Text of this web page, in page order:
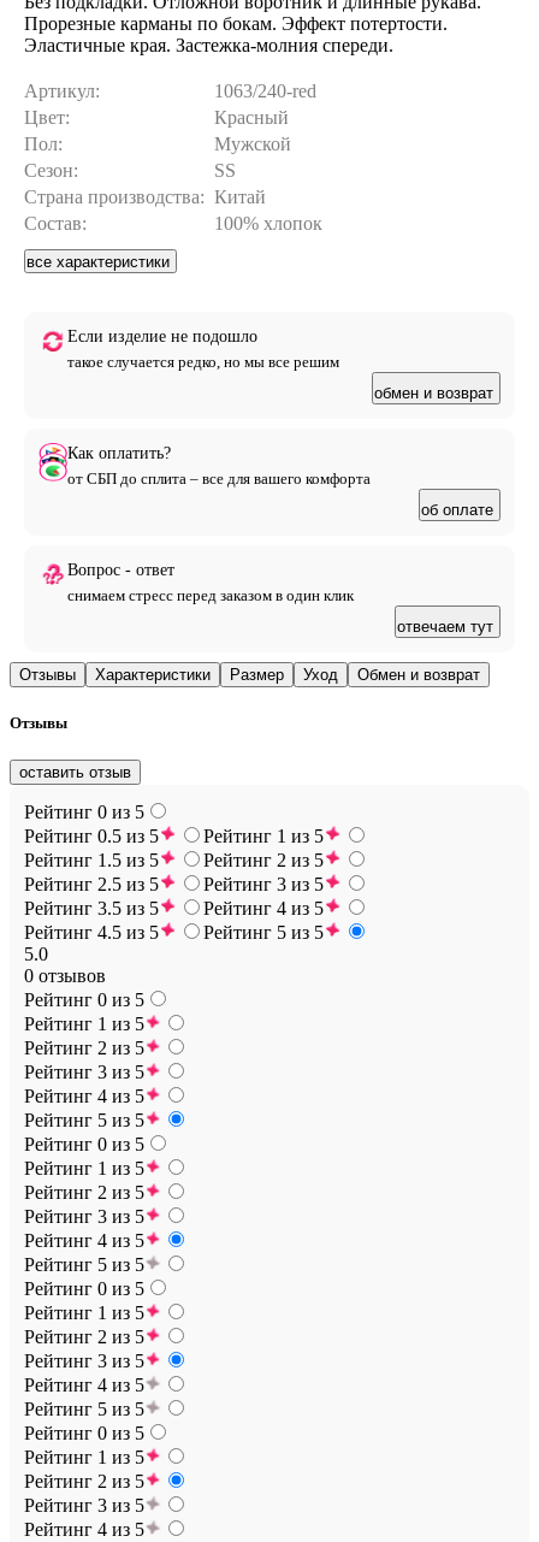
Прорезные карманы по бокам. Эффект потертости.
Эластичные края. Застежка-молния спереди.
Артикул:
1063/240-red
Цвет:
Красный
Пол:
Мужской
Сезон:
SS
Страна производства: Китай
Состав:
100% хлопок
все характеристики
Если изделие не подошло
такое случается редко, но мы все решим
обмен и возврат
Как оплатить?
от СБП до сплита – все для вашего комфорта
об оплате
Вопрос - ответ
снимаем стресс перед заказом в один клик
отвечаем тут
Отзывы Характеристики Размер Уход Обмен и возврат
Отзывы
оставить отзыв
Рейтинг 0 из 5
Рейтинг 0.5 из 5
Рейтинг 1 из 5
Рейтинг 1.5 из 5
Рейтинг 2 из 5
Рейтинг 2.5 из 5
Рейтинг 3 из 5
Рейтинг 3.5 из 5
Рейтинг 4 из 5
Рейтинг 4.5 из 5
Рейтинг 5 из 5
5.0
0 отзывов
Рейтинг 0 из 5
Рейтинг 1 из 5
Рейтинг 2 из 5
Рейтинг 3 из 5
Рейтинг 4 из 5
Рейтинг 5 из 5
Рейтинг 0 из 5
Рейтинг 1 из 5
Рейтинг 2 из 5
Рейтинг 3 из 5
Рейтинг 4 из 5
Рейтинг 5 из 5
Рейтинг 0 из 5
Рейтинг 1 из 5
Рейтинг 2 из 5
Рейтинг 3 из 5
Рейтинг 4 из 5
Рейтинг 5 из 5
Рейтинг 0 из 5
Рейтинг 1 из 5
Рейтинг 2 из 5
Рейтинг 3 из 5
Рейтинг 4 из 5